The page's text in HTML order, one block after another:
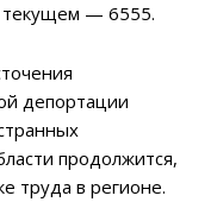
текущем — 6555.
депортации
продолжится,
труда в регионе.